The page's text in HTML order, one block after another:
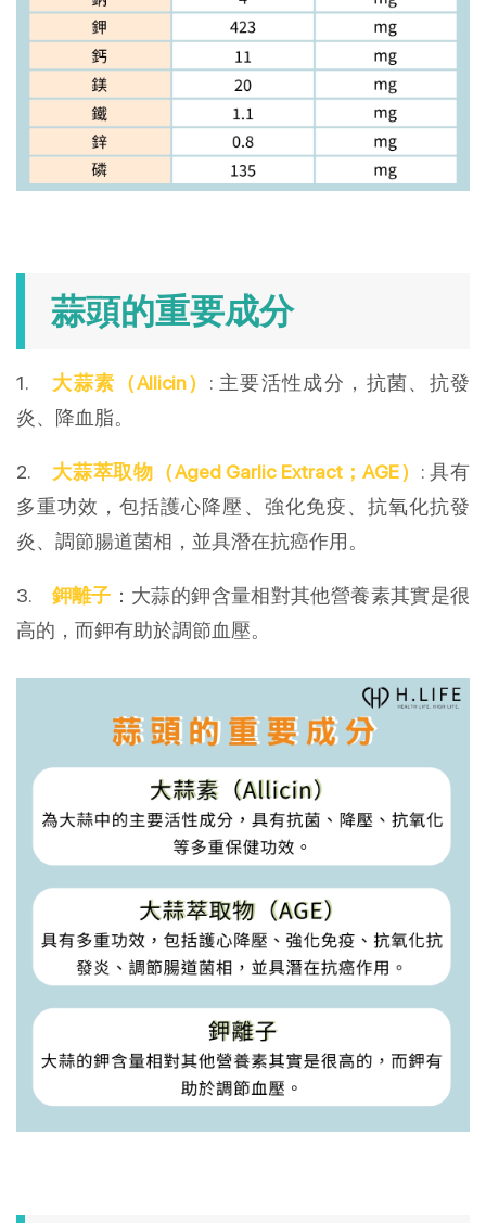
蒜頭的重要成分
1. 大蒜素（Allicin） : 主要活性成分，抗菌、抗發
炎、降血脂。
2. 大蒜萃取物（Aged Garlic Extract；AGE） : 具有
多重功效，包括護心降壓、強化免疫、抗氧化抗發
炎、調節腸道菌相，並具潛在抗癌作用。
3. 鉀離子 ：大蒜的鉀含量相對其他營養素其實是很
高的，而鉀有助於調節血壓。